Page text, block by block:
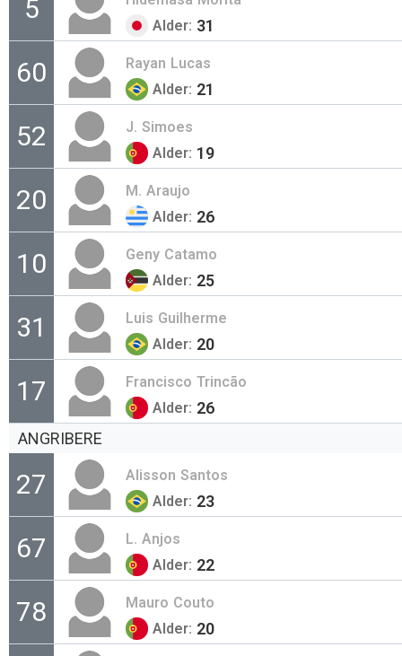
5
Alder: 31
60 Rayan Lucas
Alder: 21
52 J. Simoes
Alder: 19
20 M. Araujo
Alder: 26
10 Geny Catamo
Alder: 25
31 Luis Guilherme
Alder: 20
17 Francisco Trincão
Alder: 26
ANGRIBERE
27 Alisson Santos
Alder: 23
67 L. Anjos
Alder: 22
78 Mauro Couto
Alder: 20